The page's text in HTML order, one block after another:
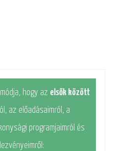
módja, hogy az elsők között
az előadásaimról, a
programjaimról és